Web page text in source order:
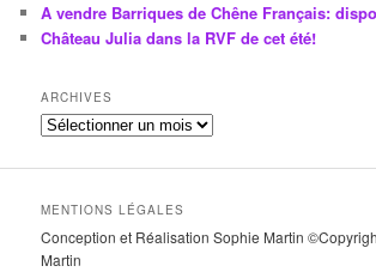
A vendre Barriques de Chêne Français:
Château Julia dans la RVF de cet été!
ARCHIVES
A
c
i
v
e
MENTIONS LÉGALES
Conception et Réalisation Sophie Martin
Martin